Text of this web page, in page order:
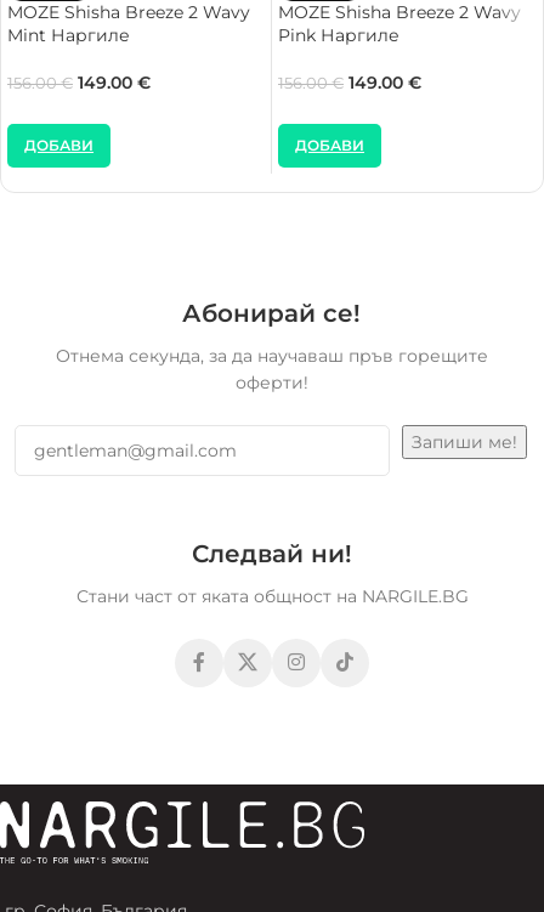
MOZE Shisha Breeze 2 Wavy
Mint Наргиле
156.00€ 149.00 €
ДОБАВИ
MOZE Shisha Breeze 2 Wavy
Pink Наргиле
156.00€ 149.00 €
ДОБАВИ
Абонирай се!
Отнема секунда, за да научаваш пръв горещите
оферти!
Следвай ни!
Стани част от яката общност на NARGILE.BG